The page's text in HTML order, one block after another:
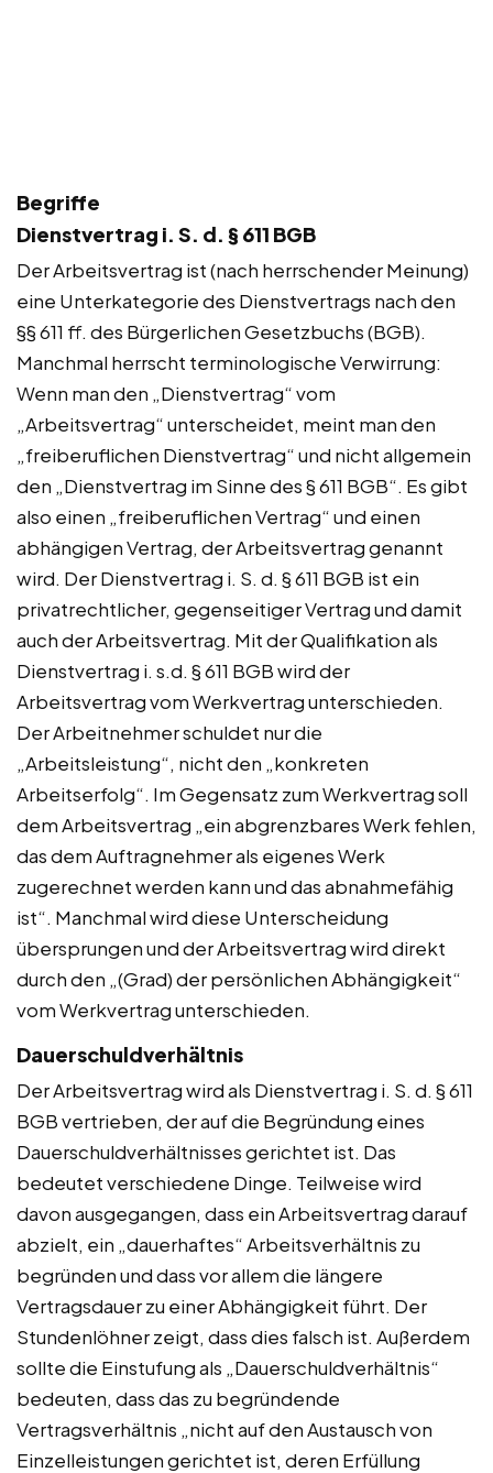
Begriffe
Dienstvertrag i. S. d. § 611 BGB
Der Arbeitsvertrag ist (nach herrschender Meinung)
eine Unterkategorie des Dienstvertrags nach den
§§ 611 ff. des Bürgerlichen Gesetzbuchs (BGB).
Manchmal herrscht terminologische Verwirrung:
Wenn man den „Dienstvertrag“ vom
„Arbeitsvertrag“ unterscheidet, meint man den
„freiberuflichen Dienstvertrag“ und nicht allgemein
den „Dienstvertrag im Sinne des § 611 BGB“. Es gibt
also einen „freiberuflichen Vertrag“ und einen
abhängigen Vertrag, der Arbeitsvertrag genannt
wird. Der Dienstvertrag i. S. d. § 611 BGB ist ein
privatrechtlicher, gegenseitiger Vertrag und damit
auch der Arbeitsvertrag. Mit der Qualifikation als
Dienstvertrag i. s.d. § 611 BGB wird der
Arbeitsvertrag vom Werkvertrag unterschieden.
Der Arbeitnehmer schuldet nur die
„Arbeitsleistung“, nicht den „konkreten
Arbeitserfolg“. Im Gegensatz zum Werkvertrag soll
dem Arbeitsvertrag „ein abgrenzbares Werk fehlen,
das dem Auftragnehmer als eigenes Werk
zugerechnet werden kann und das abnahmefähig
ist“. Manchmal wird diese Unterscheidung
übersprungen und der Arbeitsvertrag wird direkt
durch den „(Grad) der persönlichen Abhängigkeit“
vom Werkvertrag unterschieden.
Dauerschuldverhältnis
Der Arbeitsvertrag wird als Dienstvertrag i. S. d. § 611
BGB vertrieben, der auf die Begründung eines
Dauerschuldverhältnisses gerichtet ist. Das
bedeutet verschiedene Dinge. Teilweise wird
davon ausgegangen, dass ein Arbeitsvertrag darauf
abzielt, ein „dauerhaftes“ Arbeitsverhältnis zu
begründen und dass vor allem die längere
Vertragsdauer zu einer Abhängigkeit führt. Der
Stundenlöhner zeigt, dass dies falsch ist. Außerdem
sollte die Einstufung als „Dauerschuldverhältnis“
bedeuten, dass das zu begründende
Vertragsverhältnis „nicht auf den Austausch von
Einzelleistungen gerichtet ist, deren Erfüllung